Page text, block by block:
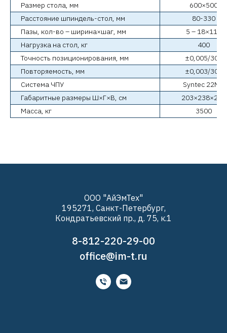
Размер стола, мм
600×500
Расстояние шпиндель-стол, мм
80-330
Пазы, кол-во – ширина×шаг, мм
5 – 18×115
Нагрузка на стол, кг
400
Точность позиционирования, мм
±0,005/300
Повторяемость, мм
±0,003/300
Система ЧПУ
Syntec 22MA
Габаритные размеры Ш×Г×В, cм
203×238×256
Масса, кг
3500
ООО "АйЭмТех"
195271, Санкт-Петербург,
Кондратьевский пр., д. 75, к.1
8-812-220-29-00
office@im-t.ru